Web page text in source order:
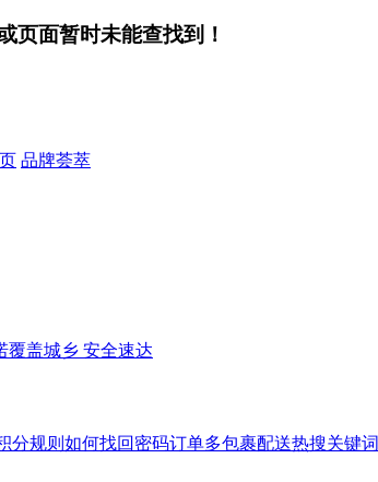
页面暂时未能查找到！
品牌荟萃
覆盖城乡 安全速达
分规则 如何找回密码订单多包裹配送热搜关键词